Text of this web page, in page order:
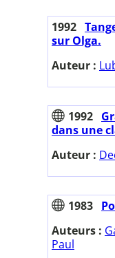
1992
sur Olga.
Auteur :
1992
dans une
Auteur :
1983
Auteurs :
Paul